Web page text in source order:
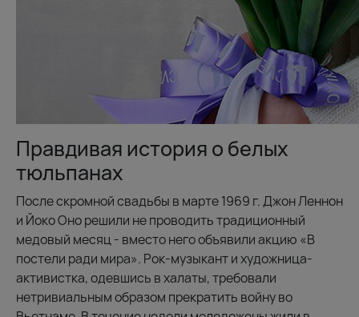
Правдивая история о белых
тюльпанах
После скромной свадьбы в марте 1969 г. Джон Леннон
и Йоко Оно решили не проводить традиционный
медовый месяц - вместо него объявили акцию «В
постели ради мира». Рок-музыкант и художница-
активистка, одевшись в халаты, требовали
нетривиальным образом прекратить войну во